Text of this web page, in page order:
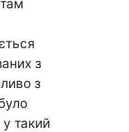
з
з
такий